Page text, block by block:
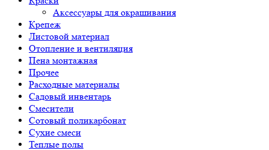
Аксессуары для окрашивания
Крепеж
Листовой материал
Отопление и вентиляция
Пена монтажная
Прочее
Расходные материалы
Садовый инвентарь
Смесители
Сотовый поликарбонат
Сухие смеси
Теплые полы